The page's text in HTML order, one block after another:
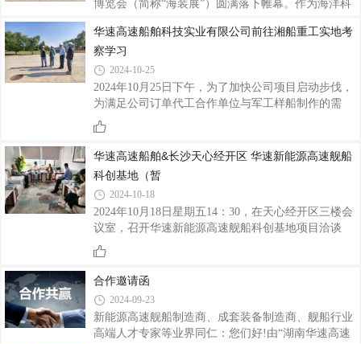
冈招商引资的企业，持有湖北省Ⅰ级船舶修造资质，主
湖北省最大的民营造船企业，年造船能力160万载重
吨。合创重工 第二站华速高速船舶科技实业有限公司
团队前往了池州市天宇船舶制造有限公司，池
博览会（简称“海装展”）圆满落下帷幕。作为海洋科
球的领先企业和创新成果，共同探讨海洋经济可持续
发展之道。我司凭借卓越的技术实力和创新产品，在
此次博览会上大放异彩，荣获“优秀展商”。世界海洋
装备博览会此次博览会上，我司围绕“高速、节能、
高效”为主题，全面展示了包括新能源高速突击快
工、民用船舶设计，特别是新推出的“新能源高速发
电船”，该船采用的海洋发电设计可以为我
华速高速船舶科技实业有限公司前往湘船重工实地考
察学习
2024-10-25
2024年10月25日下午，为了加快公司项目启动步伐，
为满足公司订单代工合作单位与军工样船制作的需
要，湖南华速高速船舶科技实业有限公司总经理等一
行前往湖南湘船重工股份有限公司进行实地考察学
习。湖南华速高速船舶科技实业有限公司领导在考察
湘船重工船坞
华速高速船舶&长沙天心经开区 华速新能源高速舰船
科创基地（暂
2024-10-18
2024年10月18日星期五14：30，在天心经开区三楼会
议室，召开华速新能源高速舰船科创基地项目洽谈
会，与会方分别有湖南华速高速船舶科技实业有限公
司、长沙天心经开区。湖南华速高速船舶科技实业有
限公司领导与天心经开区领导现场交流场景湖南华速
高速船舶科技实业有限公司领导与天心经开区领导现
场友好交流场景
合作邀请函
2024-09-23
新能源高速舰船制造商、成套装备制造商、舰船行业
高端人才专家等业界同仁：您们好!由“湖南华速高速